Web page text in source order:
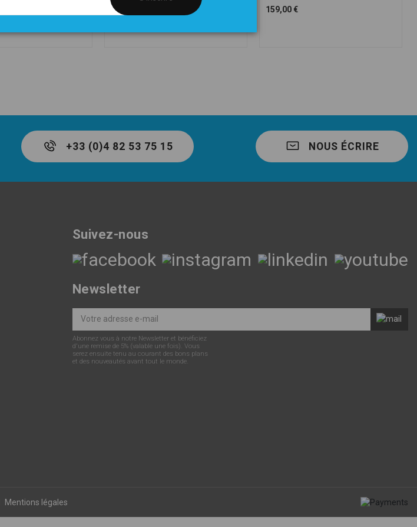
63,00 € 159,00 €
+33 (0)4 82 53 75 15 NOUS ÉCRIRE
Suivez-nous
Newsletter
Abonnez vous à notre Newsletter et bénéficiez
d'une remise de 5% (valable une fois). Vous
serez ensuite tenu au courant des bons plans
et des nouveautés avant tout le monde.
Mentions légales